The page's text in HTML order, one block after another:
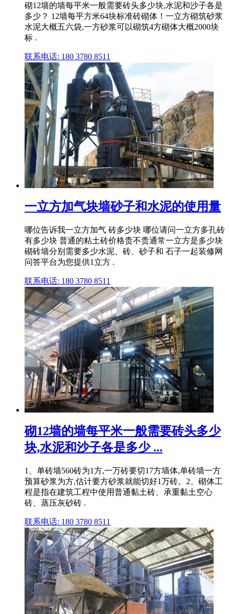
砌12墙的墙每平米一般需要砖头多少块,水泥和沙子各是
多少？ 12墙每平方米64块标准砖砌体！一立方砌筑砂浆
水泥大概五六袋,一方砂浆可以砌筑4方砌体大概2000块
标 .
联系电话: 180 3780 8511
一立方加气块墙砂子和水泥的使用量
哪位告诉我一立方加气 砖多少块 哪位请问一立方多孔砖
有多少块 普通的粘土砖价格贵不贵通常一立方是多少块
砌砖墙分别需要多少水泥、砖、砂子和 石子一起装修网
问答平台为您提供1立方 .
联系电话: 180 3780 8511
砌12墙的墙每平米一般需要砖头多少
块,水泥和沙子各是多少 ...
1、单砖墙560砖为1方,一万砖要切17方墙体,单砖墙一方
预算砂浆为方,估计要方砂浆就能切好1万砖。2、砌体工
程是指在建筑工程中使用普通黏土砖、承重黏土空心
砖、蒸压灰砂砖 .
联系电话: 180 3780 8511